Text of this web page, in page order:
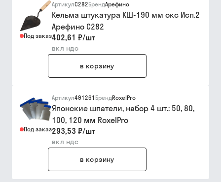
Под заказ
АртикулС282БрендАрефино
Кельма штукатура КШ-190 мм окс Исп.2
Арефино С282
402,61 ₽/шт
вкл ндс
в корзину
Под заказ
Артикул491261 БрендRoxelPro
Японские шпатели, набор 4 шт.: 50, 80,
100, 120 мм RoxelPro
293,53 ₽/шт
вкл ндс
в корзину